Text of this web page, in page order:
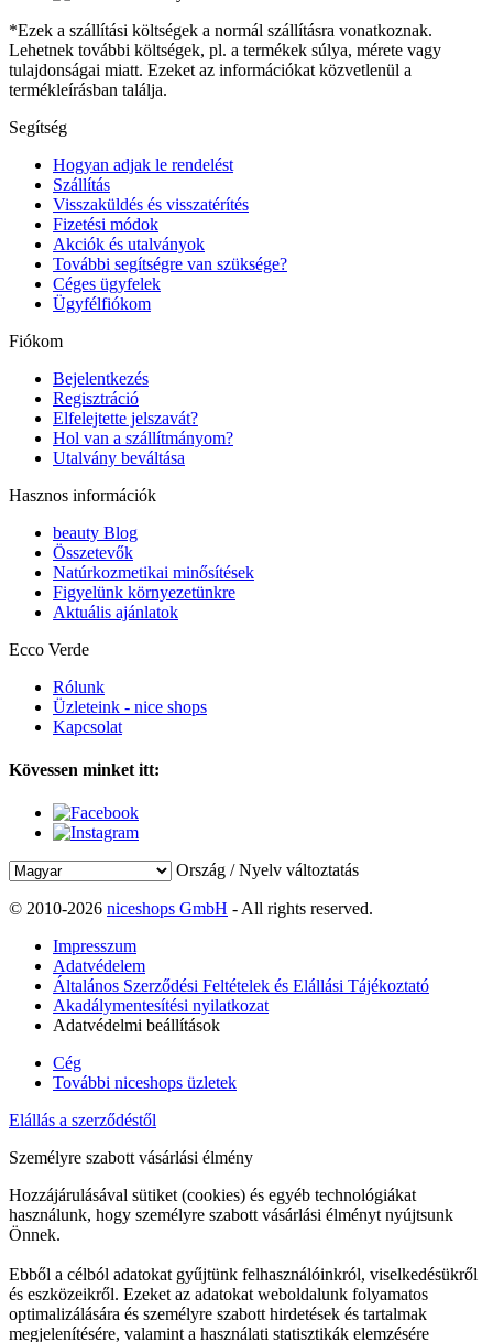
*Ezek a szállítási költségek a normál szállításra vonatkoznak.
Lehetnek további költségek, pl. a termékek súlya, mérete vagy
tulajdonságai miatt. Ezeket az információkat közvetlenül a
termékleírásban találja.
Segítség
Hogyan adjak le rendelést
Szállítás
Visszaküldés és visszatérítés
Fizetési módok
Akciók és utalványok
További segítségre van szüksége?
Céges ügyfelek
Ügyfélfiókom
Fiókom
Bejelentkezés
Regisztráció
Elfelejtette jelszavát?
Hol van a szállítmányom?
Utalvány beváltása
Hasznos információk
beauty Blog
Összetevők
Natúrkozmetikai minősítések
Figyelünk környezetünkre
Aktuális ajánlatok
Ecco Verde
Rólunk
Üzleteink - nice shops
Kapcsolat
Kövessen minket itt:
Ország / Nyelv változtatás
© 2010-2026 niceshops GmbH - All rights reserved.
Impresszum
Adatvédelem
Általános Szerződési Feltételek és Elállási Tájékoztató
Akadálymentesítési nyilatkozat
Adatvédelmi beállítások
Cég
További niceshops üzletek
Elállás a szerződéstől
Személyre szabott vásárlási élmény
Hozzájárulásával sütiket (cookies) és egyéb technológiákat
használunk, hogy személyre szabott vásárlási élményt nyújtsunk
Önnek.
Ebből a célból adatokat gyűjtünk felhasználóinkról, viselkedésükről
és eszközeikről. Ezeket az adatokat weboldalunk folyamatos
optimalizálására és személyre szabott hirdetések és tartalmak
megjelenítésére, valamint a használati statisztikák elemzésére